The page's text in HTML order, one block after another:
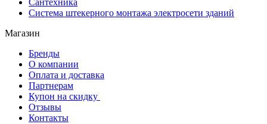
Сантехника
Система штекерного монтажа электросети зданий
Магазин
Бренды
О компании
Оплата и доставка
Партнерам
Купон на скидку
Отзывы
Контакты